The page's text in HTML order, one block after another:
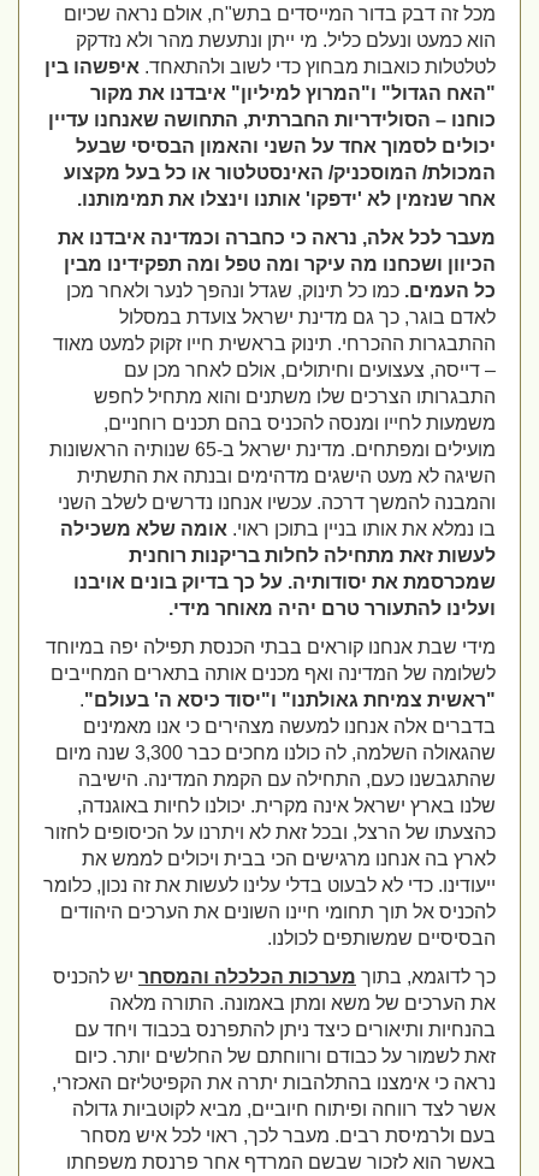
מכל זה דבק בדור המייסדים בתש"ח, אולם נראה שכיום
הוא כמעט ונעלם כליל. מי ייתן ונתעשת מהר ולא נזדקק
לטלטלות כואבות מבחוץ כדי לשוב ולהתאחד.איפשהו בין
"האח הגדול" ו"המרוץ למיליון" איבדנו את מקור
כוחנו – הסולידריות החברתית, התחושה שאנחנו עדיין
יכולים לסמוך אחד על השני והאמון הבסיסי שבעל
המכולת/ המוסכניק/ האינסטלטור או כל בעל מקצוע
אחר שנזמין לא 'ידפקו' אותנו וינצלו את תמימותנו.
מעבר לכל אלה, נראה כי כחברה וכמדינה איבדנו את
הכיוון ושכחנו מה עיקר ומה טפל ומה תפקידינו מבין
כל העמים.כמו כל תינוק, שגדל ונהפך לנער ולאחר מכן
לאדם בוגר, כך גם מדינת ישראל צועדת במסלול
ההתבגרות ההכרחי. תינוק בראשית חייו זקוק למעט מאוד
– דייסה, צעצועים וחיתולים, אולם לאחר מכן עם
התבגרותו הצרכים שלו משתנים והוא מתחיל לחפש
משמעות לחייו ומנסה להכניס בהם תכנים רוחניים,
מועילים ומפתחים. מדינת ישראל ב-65 שנותיה הראשונות
השיגה לא מעט הישגים מדהימים ובנתה את התשתית
והמבנה להמשך דרכה. עכשיו אנחנו נדרשים לשלב השני
בו נמלא את אותו בניין בתוכן ראוי.אומה שלא משכילה
לעשות זאת מתחילה לחלות בריקנות רוחנית
שמכרסמת את יסודותיה. על כך בדיוק בונים אויבנו
ועלינו להתעורר טרם יהיה מאוחר מידי.
מידי שבת אנחנו קוראים בבתי הכנסת תפילה יפה במיוחד
לשלומה של המדינה ואף מכנים אותה בתארים המחייבים
"ראשית צמיחת גאולתנו" ו"יסוד כיסא ה' בעולם".
בדברים אלה אנחנו למעשה מצהירים כי אנו מאמינים
שהגאולה השלמה, לה כולנו מחכים כבר 3,300 שנה מיום
שהתגבשנו כעם, התחילה עם הקמת המדינה. הישיבה
שלנו בארץ ישראל אינה מקרית. יכולנו לחיות באוגנדה,
כהצעתו של הרצל, ובכל זאת לא ויתרנו על הכיסופים לחזור
לארץ בה אנחנו מרגישים הכי בבית ויכולים לממש את
ייעודינו. כדי לא לבעוט בדלי עלינו לעשות את זה נכון, כלומר
להכניס אל תוך תחומי חיינו השונים את הערכים היהודים
הבסיסיים שמשותפים לכולנו.
כך לדוגמא, בתוךמערכות הכלכלה והמסחריש להכניס
את הערכים של משא ומתן באמונה. התורה מלאה
בהנחיות ותיאורים כיצד ניתן להתפרנס בכבוד ויחד עם
זאת לשמור על כבודם ורווחתם של החלשים יותר. כיום
נראה כי אימצנו בהתלהבות יתרה את הקפיטליזם האכזרי,
אשר לצד רווחה ופיתוח חיוביים, מביא לקוטביות גדולה
בעם ולרמיסת רבים. מעבר לכך, ראוי לכל איש מסחר
באשר הוא לזכור שבשם המרדף אחר פרנסת משפחתו